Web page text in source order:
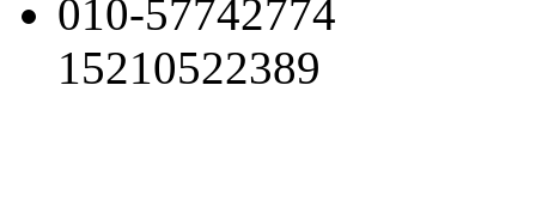
010-57742774
15210522389